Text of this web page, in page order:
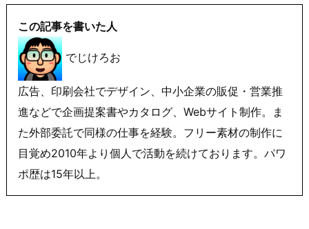
この記事を書いた人
でじけろお
広告、印刷会社でデザイン、中小企業の販促・営業推
進などで企画提案書やカタログ、Webサイト制作。ま
た外部委託で同様の仕事を経験。フリー素材の制作に
目覚め2010年より個人で活動を続けております。パワ
ポ歴は15年以上。